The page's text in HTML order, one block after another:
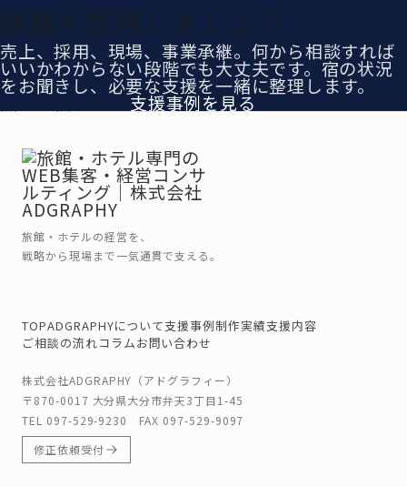
課題を整理しましょう
売上、採用、現場、事業承継。何から相談すれば
いいかわからない段階でも大丈夫です。宿の状況
をお聞きし、必要な支援を一緒に整理します。
無料で相談する 支援事例を見る
旅館・ホテルの経営を、
戦略から現場まで一気通貫で支える。
TOPADGRAPHYについて支援事例制作実績支援内容
ご相談の流れコラムお問い合わせ
株式会社ADGRAPHY（アドグラフィー）
〒870-0017 大分県大分市弁天3丁目1-45
TEL 097-529-9230
FAX 097-529-9097
修正依頼受付